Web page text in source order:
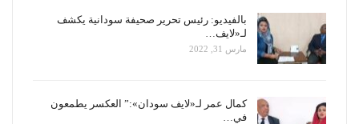
بالفيديو: رئيس تحرير صحيفة سودانية يكشف
لـ«لايف…
مارس 31, 2022
كمال عمر لـ«لايف سودان»:” العكسر يطمعون
في…